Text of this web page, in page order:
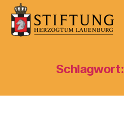
Schlagwort: